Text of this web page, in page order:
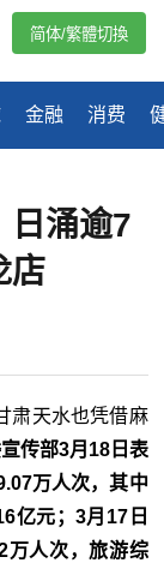
金融 消费
简体/繁體切換
日涌逾7
店
肃天水也凭借麻
传部3月18日表
万人次，其中
亿元；3月17日
万人次，旅游综